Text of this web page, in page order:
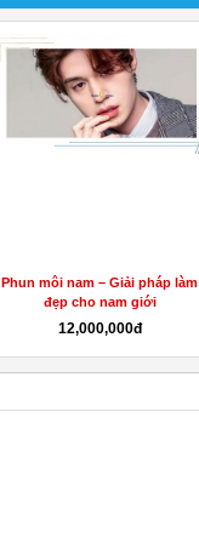
Phun môi nam – Giải pháp làm
đẹp cho nam giới
12,000,000đ